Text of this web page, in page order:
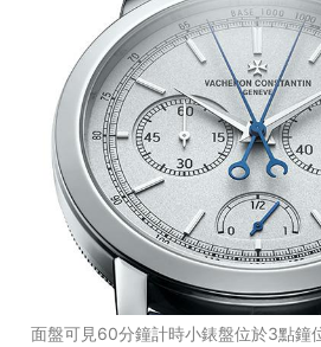
面盤可見60分鐘計時小錶盤位於3點鐘